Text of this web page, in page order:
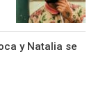
y Natalia se